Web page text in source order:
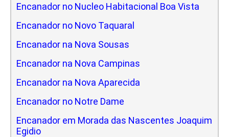
Encanador no Nucleo Habitacional Boa Vista
Encanador no Novo Taquaral
Encanador na Nova Sousas
Encanador na Nova Campinas
Encanador na Nova Aparecida
Encanador no Notre Dame
Encanador em Morada das Nascentes Joaquim
Egidio